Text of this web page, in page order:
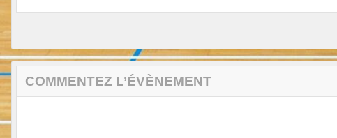
COMMENTEZ L’ÉVÈNEMENT